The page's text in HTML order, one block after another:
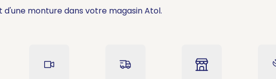
monture dans votre magasin Atol.